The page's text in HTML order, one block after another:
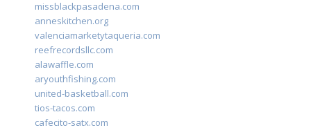
missblackpasadena.com
anneskitchen.org
valenciamarketytaqueria.com
reefrecordsllc.com
alawaffle.com
aryouthfishing.com
united-basketball.com
tios-tacos.com
cafecito-satx.com